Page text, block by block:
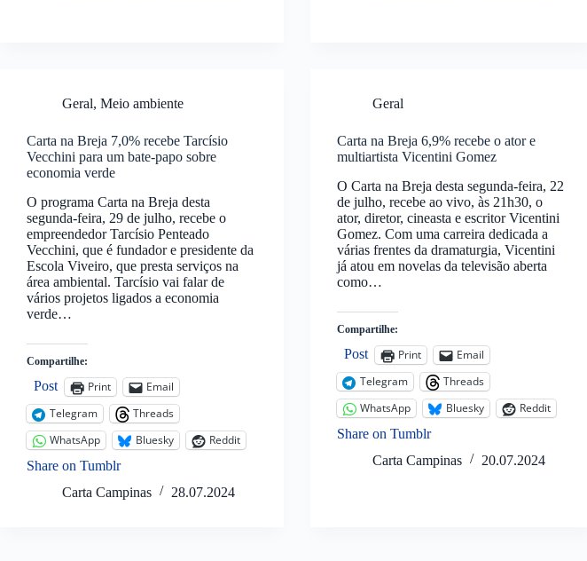
Geral, Meio ambiente
Carta na Breja 7,0% recebe Tarcísio
Vecchini para um bate-papo sobre
economia verde
O programa Carta na Breja desta
segunda-feira, 29 de julho, recebe o
empreendedor Tarcísio Penteado
Vecchini, que é fundador e presidente da
Escola Viveiro, que presta serviços na
área ambiental. Tarcísio vai falar de
vários projetos ligados a economia
verde…
Compartilhe:
Post Print
Email
Telegram
Threads
WhatsApp
Bluesky
Reddit
Share on Tumblr
Carta Campinas
28.07.2024
Geral
Carta na Breja 6,9% recebe o ator e
multiartista Vicentini Gomez
O Carta na Breja desta segunda-feira, 22
de julho, recebe ao vivo, às 21h30, o
ator, diretor, cineasta e escritor Vicentini
Gomez. Com uma carreira dedicada a
várias frentes da dramaturgia, Vicentini
já atou em novelas da televisão aberta
como…
Compartilhe:
Post Print
Email
Telegram
Threads
WhatsApp
Bluesky
Reddit
Share on Tumblr
Carta Campinas
20.07.2024